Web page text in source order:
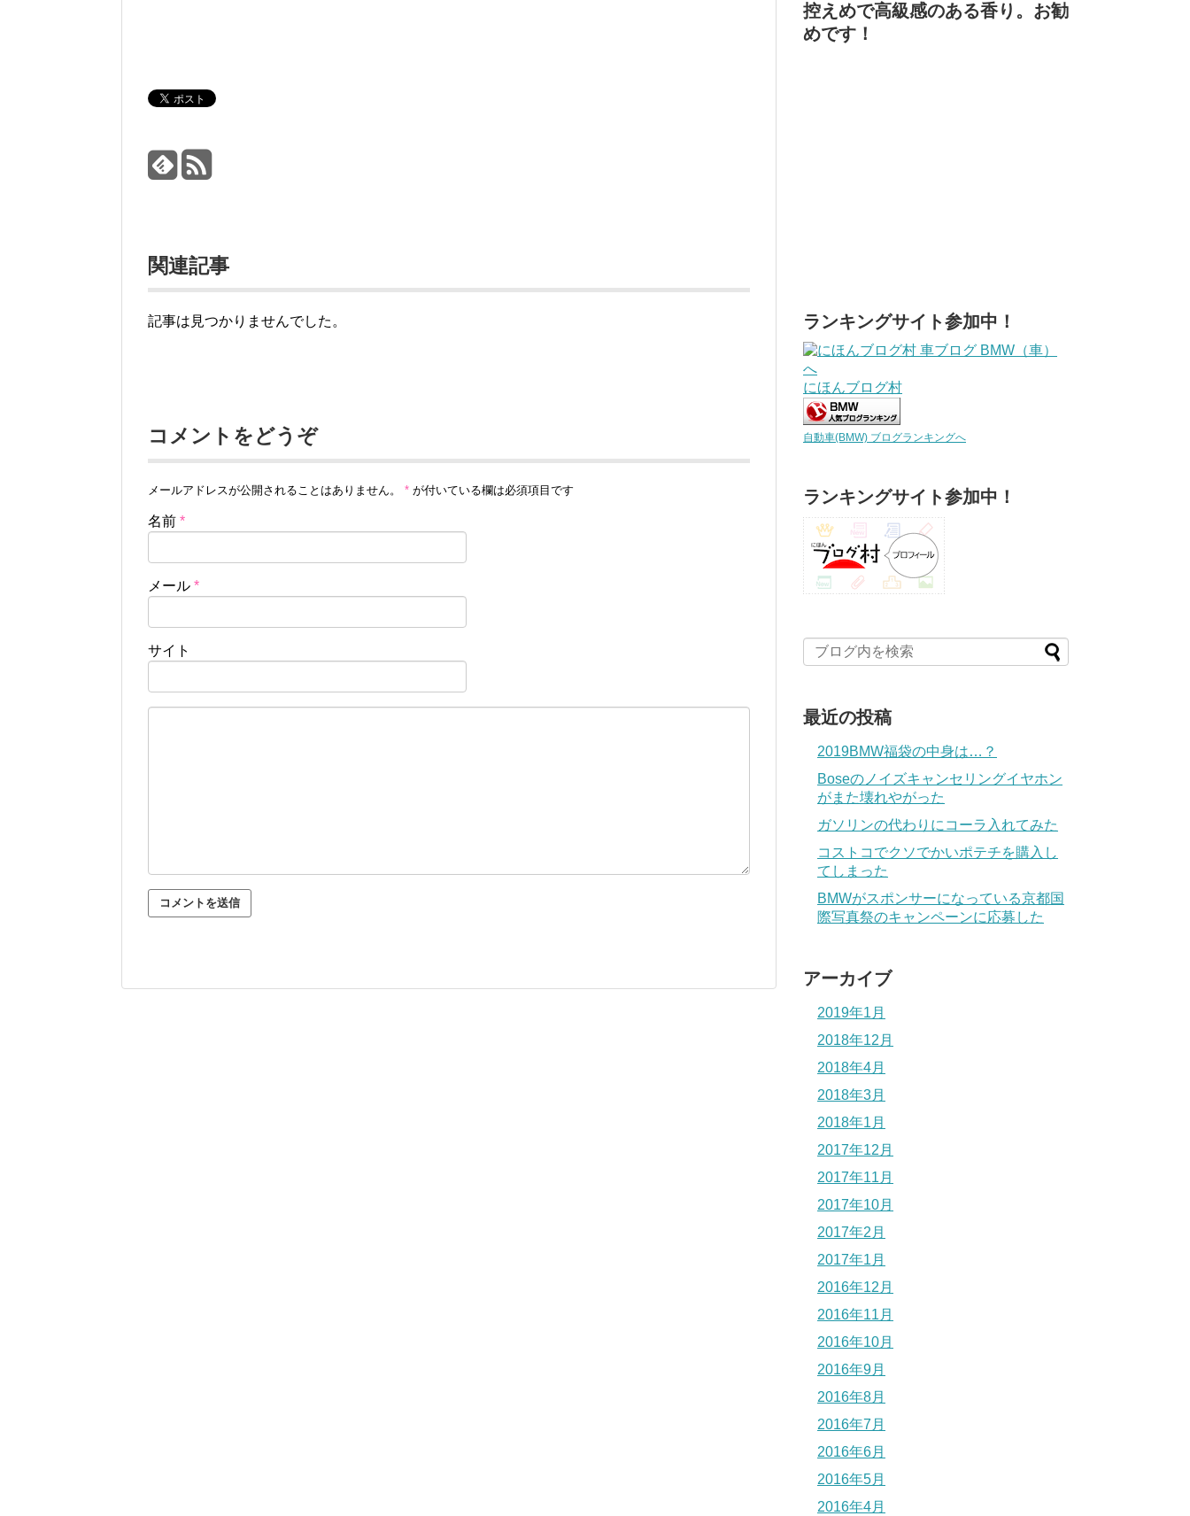
関連記事
記事は見つかりませんでした。
コメントをどうぞ
メールアドレスが公開されることはありません。 * が付いている欄は必須項目です
名前 *
メール *
サイト
控えめで高級感のある香り。お勧
めです！
ランキングサイト参加中！
にほんブログ村
自動車(BMW) ブログランキングへ
ランキングサイト参加中！
最近の投稿
2019BMW福袋の中身は…？
Boseのノイズキャンセリングイヤホン
がまた壊れやがった
ガソリンの代わりにコーラ入れてみた
コストコでクソでかいポテチを購入し
てしまった
BMWがスポンサーになっている京都国
際写真祭のキャンペーンに応募した
アーカイブ
2019年1月
2018年12月
2018年4月
2018年3月
2018年1月
2017年12月
2017年11月
2017年10月
2017年2月
2017年1月
2016年12月
2016年11月
2016年10月
2016年9月
2016年8月
2016年7月
2016年6月
2016年5月
2016年4月